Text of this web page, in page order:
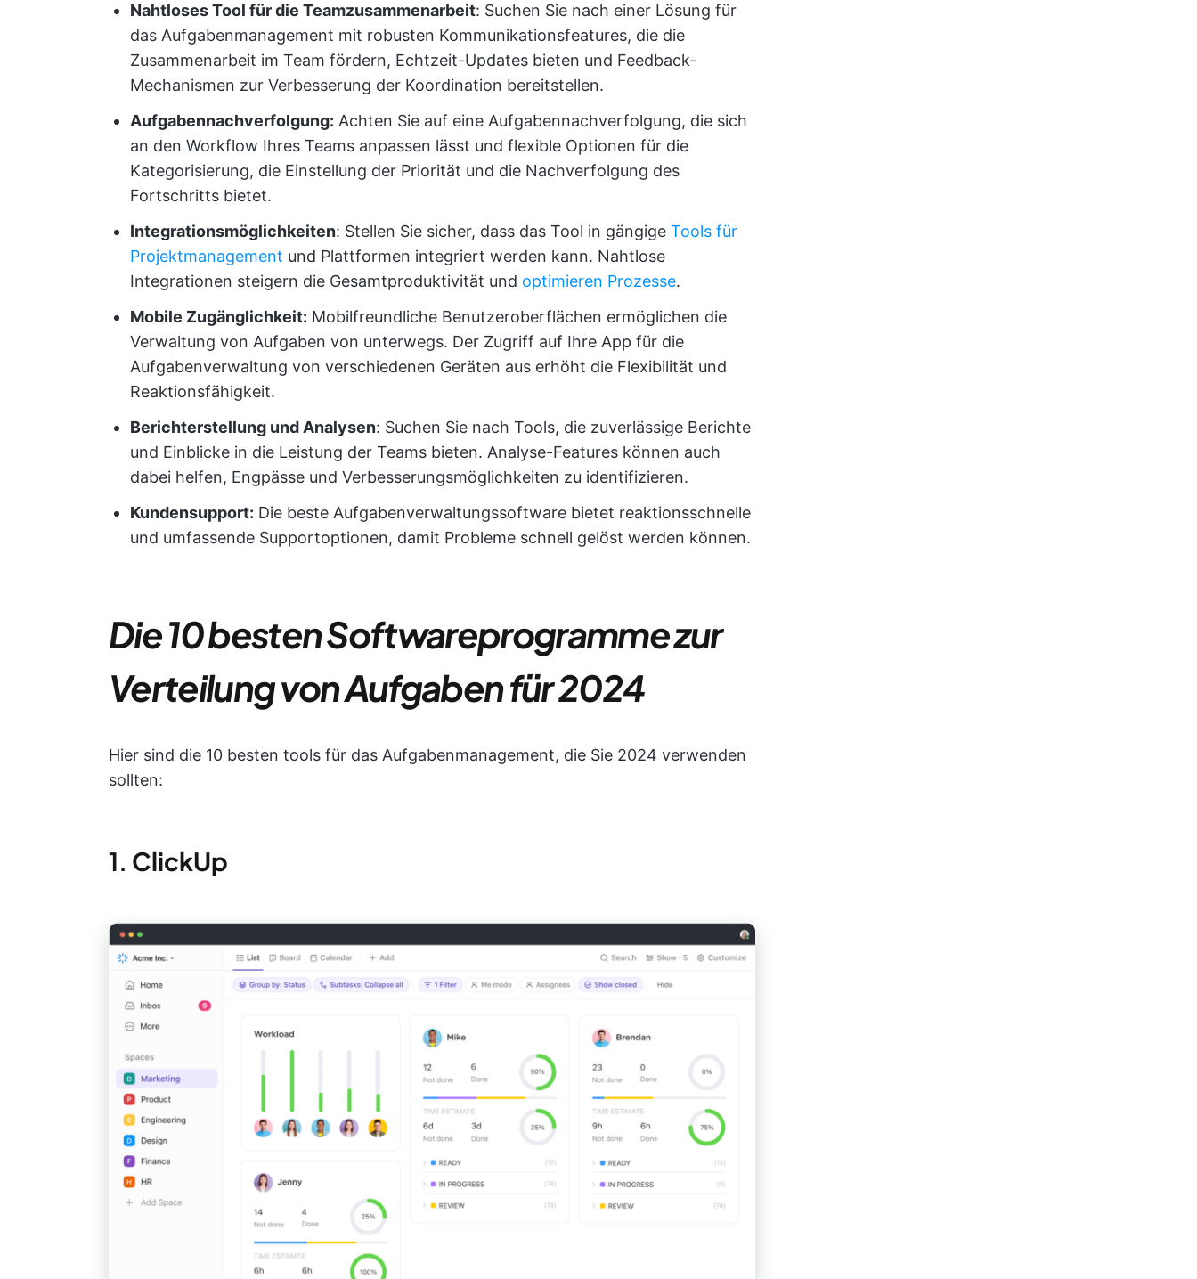
Nahtloses Tool für die Teamzusammenarbeit: Suchen Sie nach einer Lösung für
das Aufgabenmanagement mit robusten Kommunikationsfeatures, die die
Zusammenarbeit im Team fördern, Echtzeit-Updates bieten und Feedback-
Mechanismen zur Verbesserung der Koordination bereitstellen.
Aufgabennachverfolgung: Achten Sie auf eine Aufgabennachverfolgung, die sich
an den Workflow Ihres Teams anpassen lässt und flexible Optionen für die
Kategorisierung, die Einstellung der Priorität und die Nachverfolgung des
Fortschritts bietet.
Integrationsmöglichkeiten: Stellen Sie sicher, dass das Tool in gängige Tools für
Projektmanagement und Plattformen integriert werden kann. Nahtlose
Integrationen steigern die Gesamtproduktivität und optimieren Prozesse.
Mobile Zugänglichkeit: Mobilfreundliche Benutzeroberflächen ermöglichen die
Verwaltung von Aufgaben von unterwegs. Der Zugriff auf Ihre App für die
Aufgabenverwaltung von verschiedenen Geräten aus erhöht die Flexibilität und
Reaktionsfähigkeit.
Berichterstellung und Analysen: Suchen Sie nach Tools, die zuverlässige Berichte
und Einblicke in die Leistung der Teams bieten. Analyse-Features können auch
dabei helfen, Engpässe und Verbesserungsmöglichkeiten zu identifizieren.
Kundensupport: Die beste Aufgabenverwaltungssoftware bietet reaktionsschnelle
und umfassende Supportoptionen, damit Probleme schnell gelöst werden können.
Die 10 besten Softwareprogramme zur
Verteilung von Aufgaben für 2024
Hier sind die 10 besten tools für das Aufgabenmanagement, die Sie 2024 verwenden
sollten:
1. ClickUp